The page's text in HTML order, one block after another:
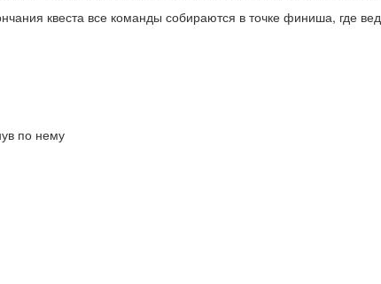
квеста все команды собираются в точке финиша, где
по нему